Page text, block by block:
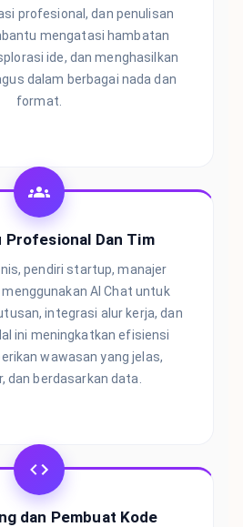
profesional, dan penulisan
mengatasi hambatan
ide, dan menghasilkan
dalam berbagai nada dan
format.
Profesional Dan Tim
pendiri startup, manajer
AI Chat untuk
integrasi alur kerja, dan
ini meningkatkan efisiensi
wawasan yang jelas,
dan berdasarkan data.
dan Pembuat Kode